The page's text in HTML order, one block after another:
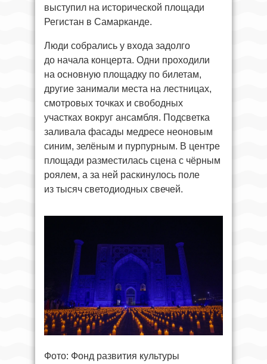
выступил на исторической площади
Регистан в Самарканде.
Люди собрались у входа задолго
до начала концерта. Одни проходили
на основную площадку по билетам,
другие занимали места на лестницах,
смотровых точках и свободных
участках вокруг ансамбля. Подсветка
заливала фасады медресе неоновым
синим, зелёным и пурпурным. В центре
площади разместилась сцена с чёрным
роялем, а за ней раскинулось поле
из тысяч светодиодных свечей.
Фото: Фонд развития культуры